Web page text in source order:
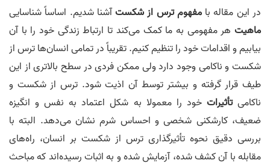
در این مقاله بامفهوم ترس از شکستآشنا شدیم. اساساً شناسایی
ماهیت هر مفهومی به ما کمک می‌کند تا ارتباط زندگی خود را با آن
بیابیم و اقدامات خود را تنظیم کنیم. تقریباً در تمامی انسان‌ها ترس از
شکست و ناکامی وجود دارد ولی ممکن فردی در سطح بالاتری از این
طیف قرار گرفته و بیشتر توسط آن اذیت شود. ترس از شکست و
ناکامیتأثیرات خود را معمولا به شکل اعتماد به نفس و انگیزه
ضعیف، کارشکنی شخصی و احساس شرم نشان می‌دهد. البته با
بررسی دقیق نحوه تأثیرگذاری ترس از شکست بر انسان، راه‌های
مقابله با آن کشف شده، آزمایش شده و به اثبات رسیده‌اند که مباحث